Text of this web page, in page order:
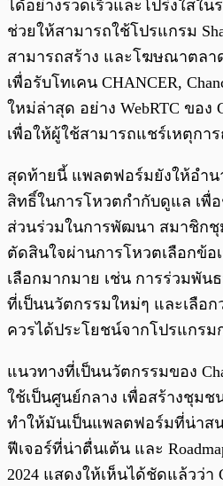
ไดัอย่างรวดเร็วและโปร่งใสใน
ช่วยให้สามารถใช้โปรแกรม
สามารถสร้าง และโฆษณาตลา
เพื่อรับโทเคน CHANCER,
ใหม่ล่าสุด อย่าง WebRTC ของ
เพื่อให้ผู้ใช้สามารถแชร์เหตุกา
สุดท้ายนี้ แพลตฟอร์มยังให้อำ
สิทธิ์ในการโหวตกำกับดูแล เพื่
ส่วนร่วมในการพัฒนา สมาชิกชุ
ตัดสินใจผ่านการโหวตเลือกข้อ
เลือกมากมาย เช่น การร่วมพัน
ที่เป็นนวัตกรรมใหม่ๆ และเลือก
ควรได้ประโยชน์จากโปรแกรม
แนวทางที่เป็นนวัตกรรมของ
ใช้เป็นศูนย์กลาง เพื่อสร้างชุม
ทำให้มันเป็นแพลตฟอร์มที่น่าสน
ฟีเจอร์ที่น่าตื่นเต้น และ
2024 แสดงให้เห็นได้ชัดแล้วว่า